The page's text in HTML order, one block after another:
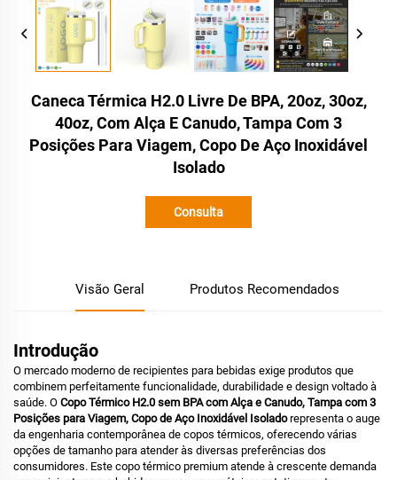
Caneca Térmica H2.0 Livre De BPA, 20oz, 30oz,
40oz, Com Alça E Canudo, Tampa Com 3
Posições Para Viagem, Copo De Aço Inoxidável
Isolado
Consulta
Visão Geral Produtos Recomendados
Introdução
O mercado moderno de recipientes para bebidas exige produtos que
combinem perfeitamente funcionalidade, durabilidade e design voltado à
saúde. O Copo Térmico H2.0 sem BPA com Alça e Canudo, Tampa com 3
Posições para Viagem, Copo de Aço Inoxidável Isoladorepresenta o auge
da engenharia contemporânea de copos térmicos, oferecendo várias
opções de tamanho para atender às diversas preferências dos
consumidores. Este copo térmico premium atende à crescente demanda